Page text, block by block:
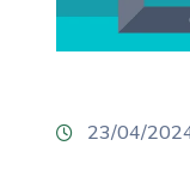
23/04/